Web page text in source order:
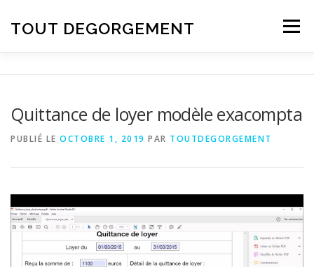
TOUT DEGORGEMENT Menu
Quittance de loyer modèle exacompta
PUBLIÉ LE OCTOBRE 1, 2019 PAR TOUTDEGORGEMENT